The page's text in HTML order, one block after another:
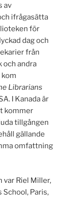
av
ifrågasätta
för
dag och
från
andra
kom
Librarians
I Kanada är
kommer
tillgången
gällande
omfattning
var Riel Miller,
School, Paris,